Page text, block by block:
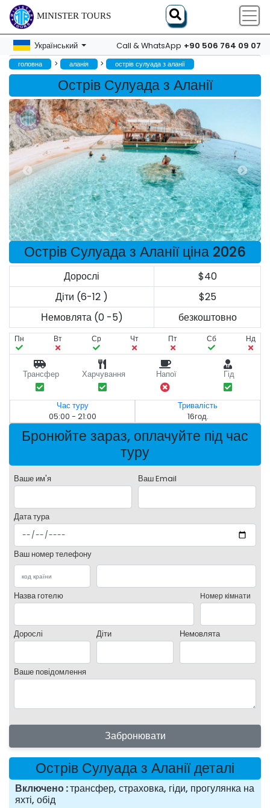
MINISTER TOURS
Український Call & WhatsApp +90 506 764 09 07
головна > аланія > острів сулуада з аланії
Острів Сулуада з Аланії
Острів Сулуада з Аланії ціна 2026
Дорослі
$40
Діти (6-12 )
$25
Немовлята (0 -5)
безкоштовно
Пн Вт Ср Чт Пт Сб Нд
Трансфер Харчування Напої Гід
Час туру
05:00 - 21:00
Тривалість
16год.
Бронюйте зараз, оплачуйте під час
туру
Ваше им'я Ваш Email
Дата тура
Ваш номер телефону
Назва готелю Номер кімнати
Дорослі Діти Немовлята
Ваше повідомлення
Забронювати
Острів Сулуада з Аланії деталі
Включено трансфер, страховка, гіди, прогулянка на
яхті, обід